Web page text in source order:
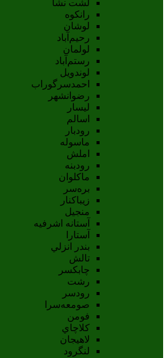
لشت نشا
رانکوه
لوشان
رحیم‌آباد
لولمان
رستم‌آباد
لوندویل
احمدسرگوراب
رضوانشهر
لیسار
اسالم
رودبار
ماسوله
املش
رودبنه
ماکلوان
بره‌سر
زیباکنار
منجیل
آستانه اشرفيه
آستارا
بندر انزلي
تالش
چابکسر
رشت
رودسر
صومعه‌سرا
فومن
کلاچاي
لاهيجان
لنگرود